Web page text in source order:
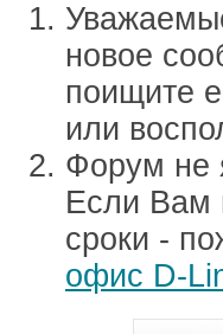
новое
поищите
или
Форум не
Если Вам
сроки -
офис D-